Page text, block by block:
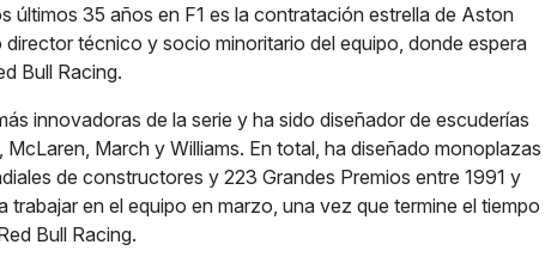
últimos 35 años en F1 es la contratación estrella de Aston
director técnico y socio minoritario del equipo, donde espera
Bull Racing.
innovadoras de la serie y ha sido diseñador de escuderías
March y Williams. En total, ha diseñado monoplazas
de constructores y 223 Grandes Premios entre 1991 y
en el equipo en marzo, una vez que termine el tiempo
Bull Racing.